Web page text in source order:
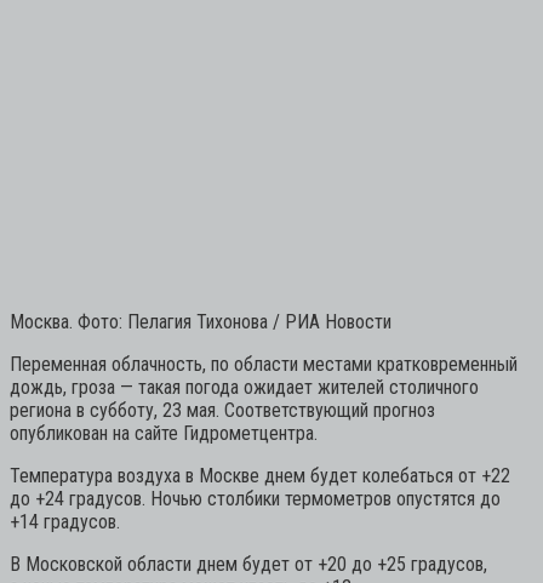
Москва. Фото: Пелагия Тихонова / РИА Новости
Переменная облачность, по области местами кратковременный
дождь, гроза — такая погода ожидает жителей столичного
региона в субботу, 23 мая. Соответствующий прогноз
опубликован на сайте Гидрометцентра.
Температура воздуха в Москве днем будет колебаться от +22
до +24 градусов. Ночью столбики термометров опустятся до
+14 градусов.
В Московской области днем будет от +20 до +25 градусов,